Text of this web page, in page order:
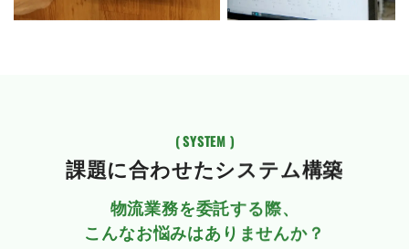
( SYSTEM )
課題に合わせたシステム構築
物流業務を委託する際、